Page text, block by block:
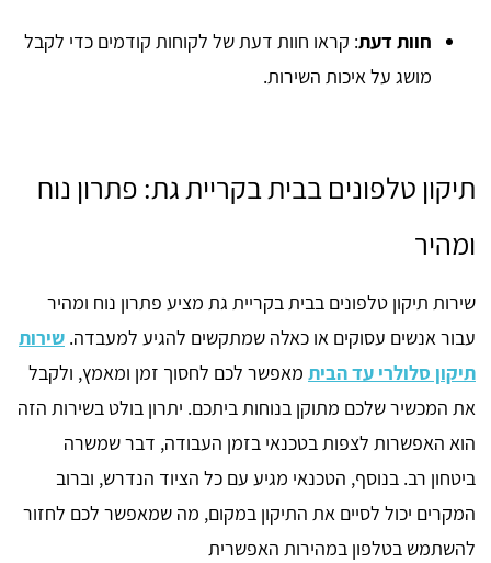
חוות דעת: קראו חוות דעת של לקוחות קודמים כדי לקבל
מושג על איכות השירות.
תיקון טלפונים בבית בקריית גת: פתרון נוח
ומהיר
שירות תיקון טלפונים בבית בקריית גת מציע פתרון נוח ומהיר
עבור אנשים עסוקים או כאלה שמתקשים להגיע למעבדה. שירות
תיקון סלולרי עד הבית מאפשר לכם לחסוך זמן ומאמץ, ולקבל
את המכשיר שלכם מתוקן בנוחות ביתכם. יתרון בולט בשירות הזה
הוא האפשרות לצפות בטכנאי בזמן העבודה, דבר שמשרה
ביטחון רב. בנוסף, הטכנאי מגיע עם כל הציוד הנדרש, וברוב
המקרים יכול לסיים את התיקון במקום, מה שמאפשר לכם לחזור
להשתמש בטלפון במהירות האפשרית